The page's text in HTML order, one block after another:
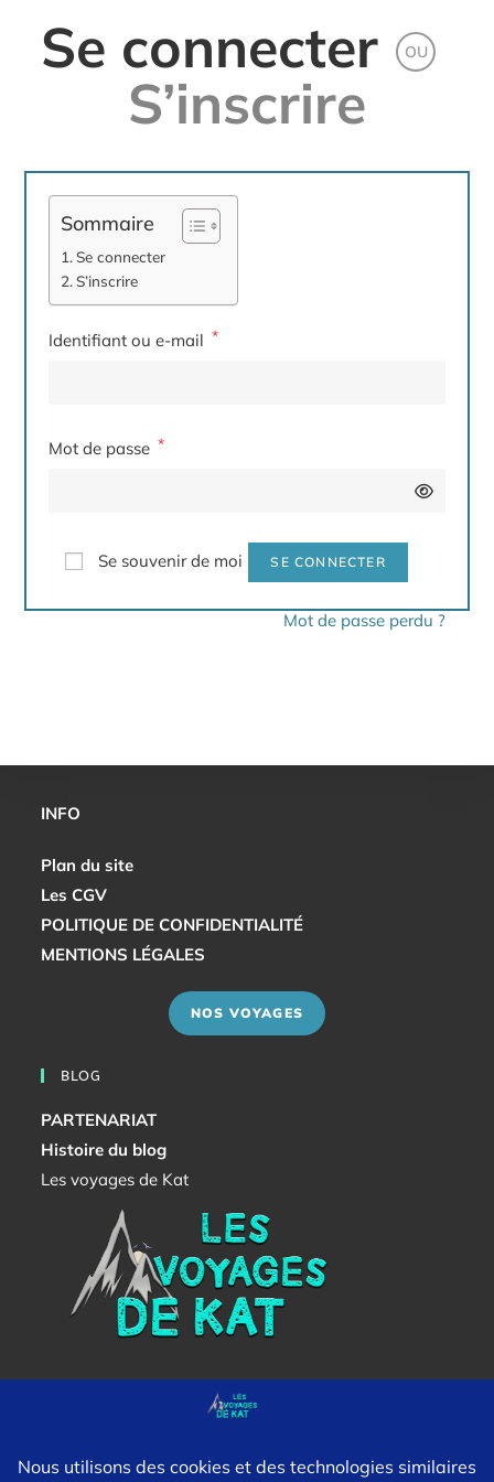
Se connecter OU
S’inscrire
Sommaire
Se connecter
S’inscrire
Identifiant ou e-mail *Obligatoire
Mot de passe *Obligatoire
Se souvenir de moi SE CONNECTER
Mot de passe perdu ?
INFO
Plan du site
Les CGV
POLITIQUE DE CONFIDENTIALITÉ
MENTIONS LÉGALES
NOS VOYAGES
BLOG
PARTENARIAT
Histoire du blog
Les voyages de Kat
RECEVOIR LA NEWSLETTER